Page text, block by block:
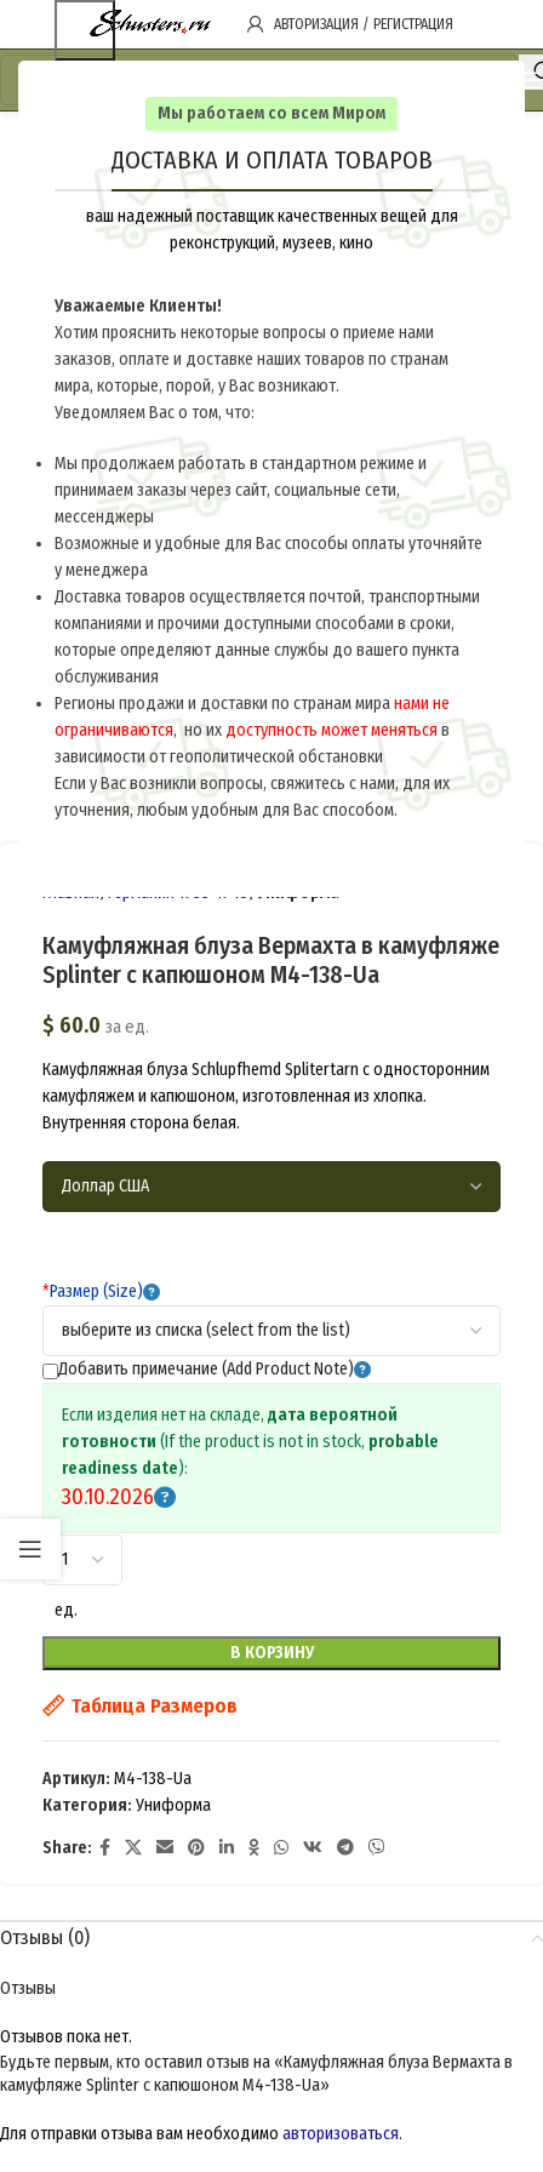
Мы работаем со всем Миром
ДОСТАВКА И ОПЛАТА ТОВАРОВ
ваш надежный поставщик качественных вещей для
реконструкций, музеев, кино
Уважаемые Клиенты!
Хотим прояснить некоторые вопросы о приеме нами
заказов, оплате и доставке наших товаров по странам
мира, которые, порой, у Вас возникают.
Уведомляем Вас о том, что:
Мы продолжаем работать в стандартном режиме и
принимаем заказы через сайт, социальные сети,
мессенджеры
Возможные и удобные для Вас способы оплаты уточняйте
у менеджера
Доставка товаров осуществляется почтой, транспортными
компаниями и прочими доступными способами в сроки,
которые определяют данные службы до вашего пункта
обслуживания
Регионы продажи и доставки по странам миранами не
ограничиваются, но их доступность может меняться в
зависимости от геополитической обстановки
Если у Вас возникли вопросы, свяжитесь с нами, для их
уточнения, любым удобным для Вас способом.
АВТОРИЗАЦИЯ / РЕГИСТРАЦИЯ
Главная Германия 1933-1945 Униформа
Камуфляжная блуза Вермахта в камуфляже
Splinter с капюшоном M4-138-Ua
$ 60.0 за ед.
Камуфляжная блуза Schlupfhemd Splitertarn с односторонним
камуфляжем и капюшоном, изготовленная из хлопка.
Внутренняя сторона белая.
*Размер (Size)
Добавить примечание (Add Product Note)
Если изделия нет на складе, дата вероятной
готовности (If the product is not in stock, probable
readiness date):
30.10.2026
ед.
В КОРЗИНУ
Таблица Размеров
Артикул: M4-138-Ua
Категория: Униформа
Share:
Отзывы (0)
Отзывы
Отзывов пока нет.
Будьте первым, кто оставил отзыв на «Камуфляжная блуза Вермахта в
камуфляже Splinter с капюшоном M4-138-Ua»
Для отправки отзыва вам необходимо авторизоваться.